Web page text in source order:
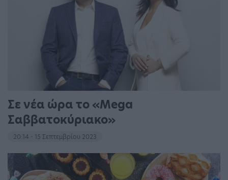
Σε νέα ώρα το «Mega
Σαββατοκύριακο»
20:14 - 15 Σεπτεμβρίου 2023